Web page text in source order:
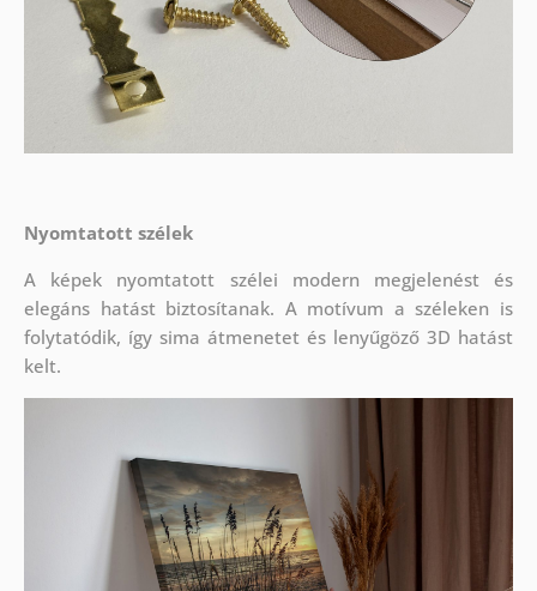
Nyomtatott szélek
A képek nyomtatott szélei modern megjelenést és
elegáns hatást biztosítanak. A motívum a széleken is
folytatódik, így sima átmenetet és lenyűgöző 3D hatást
kelt.